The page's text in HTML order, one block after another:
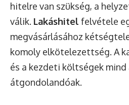
hitelre van szükség, a
válik. Lakáshitel felvétele
megvásárlásához
komoly elkötelezettség. A
és a kezdeti költségek mind
átgondolandóak.